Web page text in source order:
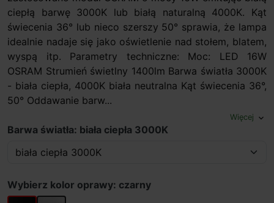
ciepłą barwę 3000K lub białą naturalną 4000K. Kąt
świecenia 36° lub nieco szerszy 50° sprawia, że lampa
idealnie nadaje się jako oświetlenie nad stołem, blatem,
wyspą itp. Parametry techniczne: Moc: LED 16W
OSRAM Strumień świetlny 1400lm Barwa światła 3000K
- biała ciepła, 4000K biała neutralna Kąt świecenia 36°,
50° Oddawanie barw...
Więcej expand_more
Barwa światła: biała ciepła 3000K
Wybierz kolor oprawy: czarny
czarnysrebrny